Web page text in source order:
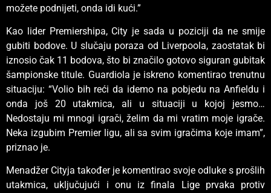
možete podnijeti, onda idi kući.”
Kao lider Premiershipa, City je sada u poziciji da ne smije
gubiti bodove. U slučaju poraza od Liverpoola, zaostatak bi
iznosio čak 11 bodova, što bi značilo gotovo siguran gubitak
šampionske titule. Guardiola je iskreno komentirao trenutnu
situaciju: “Volio bih reći da idemo na pobjedu na Anfieldu i
onda još 20 utakmica, ali u situaciji u kojoj jesmo…
Nedostaju mi mnogi igrači, želim da mi vratim moje igrače.
Neka izgubim Premier ligu, ali sa svim igračima koje imam”,
priznao je.
Menadžer Cityja također je komentirao svoje odluke s prošlih
utakmica, uključujući i onu iz finala Lige prvaka protiv